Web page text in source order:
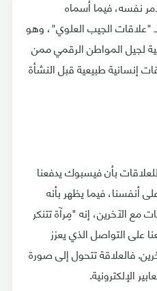
نفسه، فيما أسماه
"علاقات الجيب العلوي"، وهو
لجيل المواطن الرقمي ممن
إنسانية طبيعية قبل النشأة
بأن فيسبوك يدفعنا
على أنفسنا، فيما يظهر بأنه
مع الآخرين، إنه "مِرآة تتنكر
على التواصل الذي يعزز
فالعلاقة تتحول إلى صورة
الإلكترونية.